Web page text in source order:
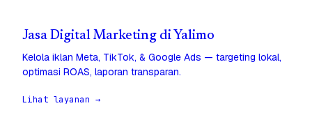
Jasa Digital Marketing di Yalimo
Kelola iklan Meta, TikTok, & Google Ads — targeting lokal,
optimasi ROAS, laporan transparan.
Lihat layanan →